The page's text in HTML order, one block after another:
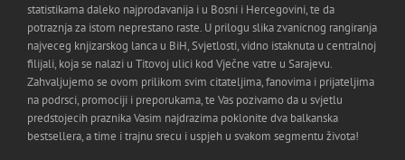
statistikama daleko najprodavanija i u Bosni i Hercegovini, te da
potraznja za istom neprestano raste. U prilogu slika zvanicnog rangiranja
najveceg knjizarskog lanca u BiH, Svjetlosti, vidno istaknuta u centralnoj
filijali, koja se nalazi u Titovoj ulici kod Vječne vatre u Sarajevu.
Zahvaljujemo se ovom prilikom svim citateljima, fanovima i prijateljima
na podrsci, promociji i preporukama, te Vas pozivamo da u svjetlu
predstojecih praznika Vasim najdrazima poklonite dva balkanska
bestsellera, a time i trajnu srecu i uspjeh u svakom segmentu života!